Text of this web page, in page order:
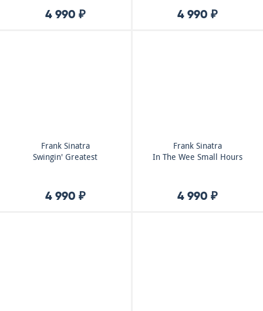
4 990 ₽ 4 990 ₽
Frank Sinatra
Swingin' Greatest
4 990 ₽
Frank Sinatra
In The Wee Small Hours
4 990 ₽